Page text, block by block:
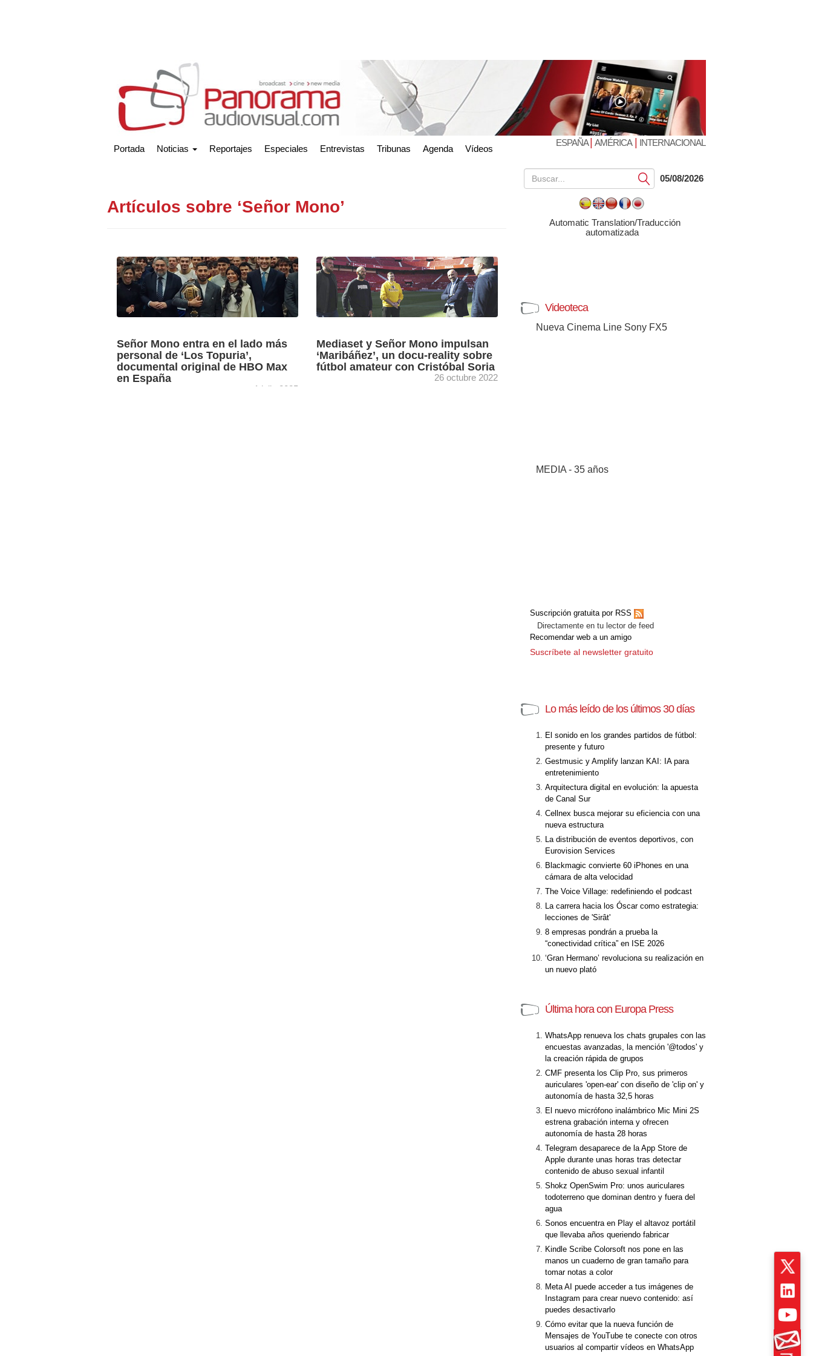
Portada Noticias Reportajes Especiales Entrevistas Tribunas Agenda Vídeos
ESPAÑA| AMÉRICA| INTERNACIONAL
Artículos sobre ‘Señor Mono’
Señor Mono entra en el lado más
personal de ‘Los Topuria’,
documental original de HBO Max
en España
1 julio 2025
Mediaset y Señor Mono impulsan
‘Maribáñez’, un docu-reality sobre
fútbol amateur con Cristóbal Soria
26 octubre 2022
Submit05/08/2026
Automatic Translation/Traducción
automatizada
Videoteca
Nueva Cinema Line Sony FX5
MEDIA - 35 años
Suscripción gratuita por RSS
Directamente en tu lector de feed
Recomendar web a un amigo
Suscríbete al newsletter gratuito
Lo más leído de los últimos 30 días
El sonido en los grandes partidos de fútbol:
presente y futuro
Gestmusic y Amplify lanzan KAI: IA para
entretenimiento
Arquitectura digital en evolución: la apuesta
de Canal Sur
Cellnex busca mejorar su eficiencia con una
nueva estructura
La distribución de eventos deportivos, con
Eurovision Services
Blackmagic convierte 60 iPhones en una
cámara de alta velocidad
The Voice Village: redefiniendo el podcast
La carrera hacia los Óscar como estrategia:
lecciones de 'Sirât'
8 empresas pondrán a prueba la
“conectividad crítica” en ISE 2026
‘Gran Hermano’ revoluciona su realización en
un nuevo plató
Última hora con Europa Press
WhatsApp renueva los chats grupales con las
encuestas avanzadas, la mención '@todos' y
la creación rápida de grupos
CMF presenta los Clip Pro, sus primeros
auriculares 'open-ear' con diseño de 'clip on' y
autonomía de hasta 32,5 horas
El nuevo micrófono inalámbrico Mic Mini 2S
estrena grabación interna y ofrecen
autonomía de hasta 28 horas
Telegram desaparece de la App Store de
Apple durante unas horas tras detectar
contenido de abuso sexual infantil
Shokz OpenSwim Pro: unos auriculares
todoterreno que dominan dentro y fuera del
agua
Sonos encuentra en Play el altavoz portátil
que llevaba años queriendo fabricar
Kindle Scribe Colorsoft nos pone en las
manos un cuaderno de gran tamaño para
tomar notas a color
Meta AI puede acceder a tus imágenes de
Instagram para crear nuevo contenido: así
puedes desactivarlo
Cómo evitar que la nueva función de
Mensajes de YouTube te conecte con otros
usuarios al compartir vídeos en WhatsApp